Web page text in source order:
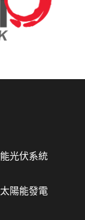
光伏系統
陽能發電